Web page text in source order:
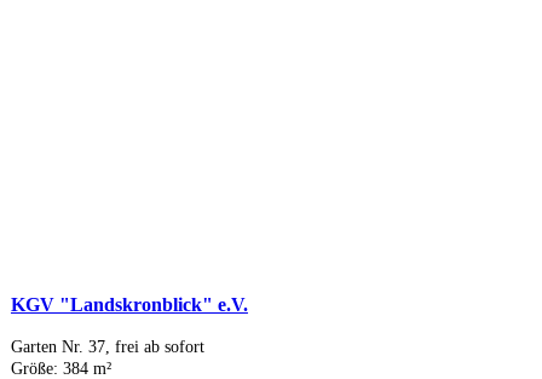
KGV "Landskronblick" e.V.
Garten Nr. 37, frei ab sofort
Größe: 384 m²